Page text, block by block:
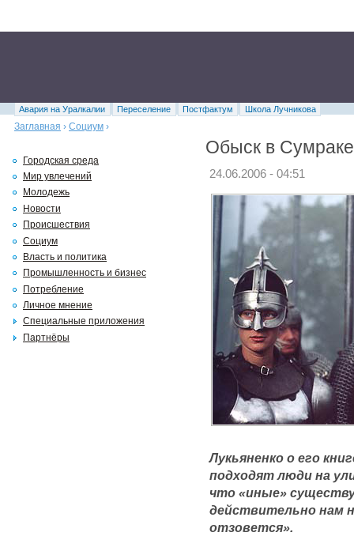
Авария на Уралкалии Переселение Постфактум
Школа Лучникова
Заглавная › Социум ›
Обыск в
24.06.2006 - 04:51
Лукьяненко о его
подходят люди на
что «иные»
действительно нам
отзовется».
Городская среда
Мир увлечений
Молодежь
Новости
Происшествия
Социум
Власть и политика
Промышленность и бизнес
Потребление
Личное мнение
Специальные приложения
Партнёры